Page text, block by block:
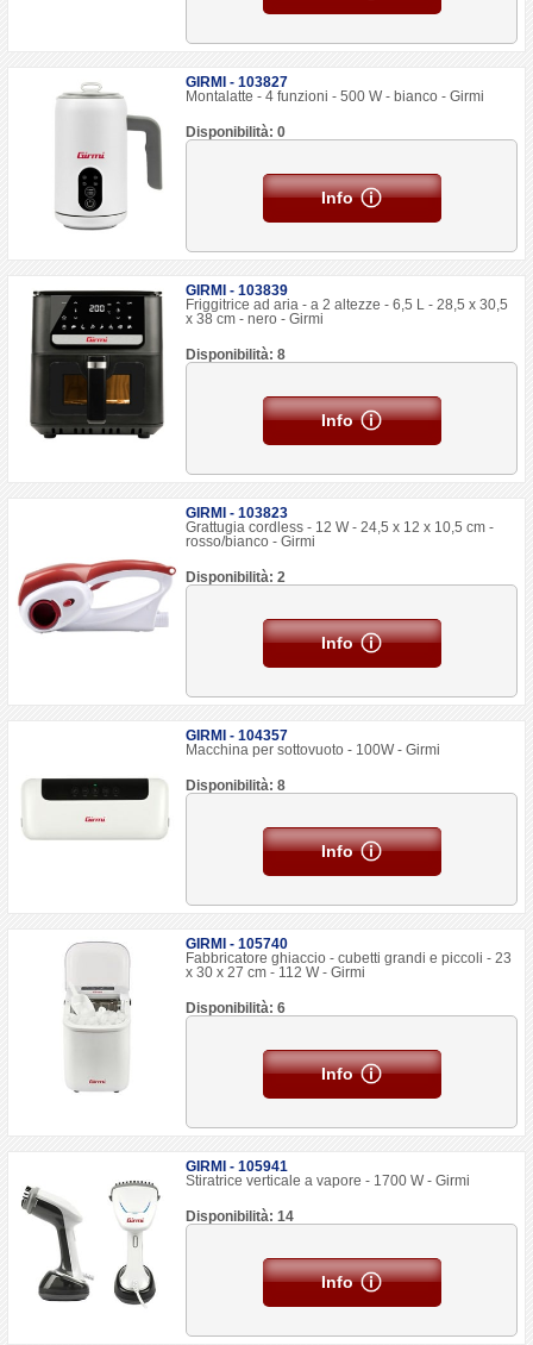
GIRMI - 103827
Montalatte - 4 funzioni - 500 W - bianco - Girmi
Disponibilità: 0
Info
GIRMI - 103839
Friggitrice ad aria - a 2 altezze - 6,5 L - 28,5 x 30,5
x 38 cm - nero - Girmi
Disponibilità: 8
Info
GIRMI - 103823
Grattugia cordless - 12 W - 24,5 x 12 x 10,5 cm -
rosso/bianco - Girmi
Disponibilità: 2
Info
GIRMI - 104357
Macchina per sottovuoto - 100W - Girmi
Disponibilità: 8
Info
GIRMI - 105740
Fabbricatore ghiaccio - cubetti grandi e piccoli - 23
x 30 x 27 cm - 112 W - Girmi
Disponibilità: 6
Info
GIRMI - 105941
Stiratrice verticale a vapore - 1700 W - Girmi
Disponibilità: 14
Info